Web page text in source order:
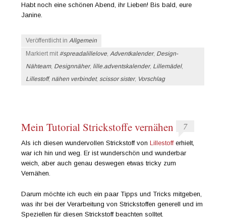
Habt noch eine schönen Abend, ihr Lieben! Bis bald, eure
Janine.
Veröffentlicht inAllgemein
Markiert mit#spreadalillelove,Adventkalender, Design-
Nähteam, Designnäher, lille.adventskalender, Lillemädel,
Lillestoff, nähen verbindet, scissor sister, Vorschlag
Mein Tutorial Strickstoffe vernähen 7
Als ich diesen wundervollen Strickstoff vonLillestofferhielt,
war ich hin und weg. Er ist wunderschön und wunderbar
weich, aber auch genau deswegen etwas tricky zum
Vernähen.
Darum möchte ich euch ein paar Tipps und Tricks mitgeben,
was ihr bei der Verarbeitung von Strickstoffen generell und im
Speziellen für diesen Strickstoff beachten solltet.